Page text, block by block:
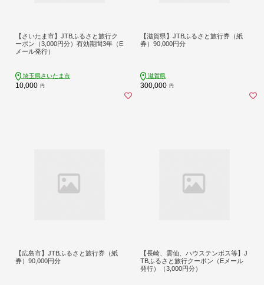
【さいたま市】JTBふるさと旅行ク
ーポン（3,000円分）有効期間3年（E
メール発行）
埼玉県さいたま市
10,000 円
【滋賀県】JTBふるさと旅行券（紙
券）90,000円分
滋賀県
300,000 円
【広島市】JTBふるさと旅行券（紙
券）90,000円分
【長崎、雲仙、ハウステンボス等】J
TBふるさと旅行クーポン（Eメール
発行）（3,000円分）